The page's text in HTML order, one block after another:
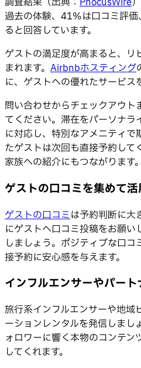
過去の体験、41%は口コミ評
ると回答しています。
ゲストの満足度が高まると、
まれます。 Airbnbホスティング
に、ゲストへの優れたサービス
問い合わせからチェックアウト
てください。滞在をパーソナ
に対応し、特別なアメニティで
たゲストは次回も直接予約して
家族への紹介にもつながります。
ゲストの口コミを集めて活
ゲストの口コミは予約判断に大
にゲストへ口コミ投稿をお願
しましょう。ポジティブな口
接予約に安心感を与えます。
インフルエンサーやパー
旅行系インフルエンサーや地域
ーションレンタルを発信しまし
ォロワーに響く本物のコンテン
してくれます。